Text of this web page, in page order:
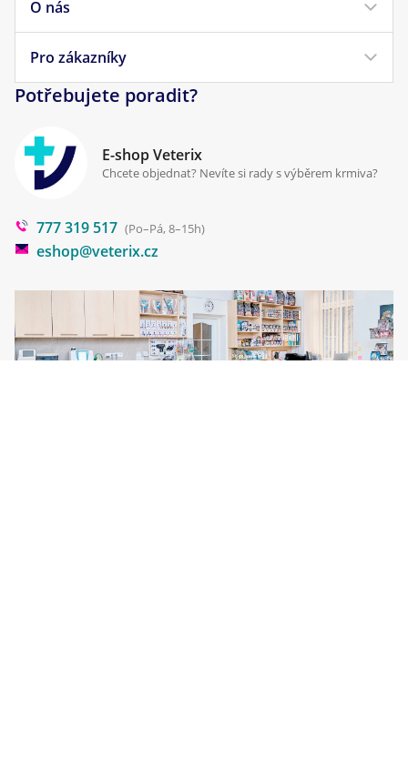
Veterinární diety
Pamlsky pro psy
Doprava a platba
Obchodní podmínky
Reklamace a vrácení
Cookies a podmínky používání
O nás
Náš příběh
Pro zákazníky
Klinika Prostějov
Poradna
Blog
Potřebujete poradit?
E-shop Veterix
Chcete objednat? Nevíte si rady s výběrem krmiva?
777 319 517 (Po–Pá, 8–15h)
eshop@veterix.cz